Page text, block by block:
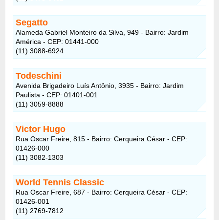
Segatto
Alameda Gabriel Monteiro da Silva, 949 - Bairro: Jardim
América - CEP: 01441-000
(11) 3088-6924
Todeschini
Avenida Brigadeiro Luís Antônio, 3935 - Bairro: Jardim
Paulista - CEP: 01401-001
(11) 3059-8888
Victor Hugo
Rua Oscar Freire, 815 - Bairro: Cerqueira César - CEP:
01426-000
(11) 3082-1303
World Tennis Classic
Rua Oscar Freire, 687 - Bairro: Cerqueira César - CEP:
01426-001
(11) 2769-7812